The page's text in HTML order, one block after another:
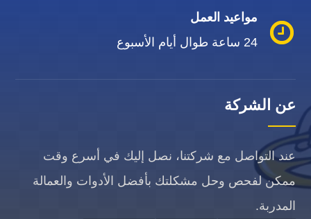
مواعيد العمل
24 ساعة طوال أيام الأسبوع
عن الشركة
عند التواصل مع شركتنا، نصل إليك في أسرع وقت
ممكن لفحص وحل مشكلتك بأفضل الأدوات والعمالة
المدربة.